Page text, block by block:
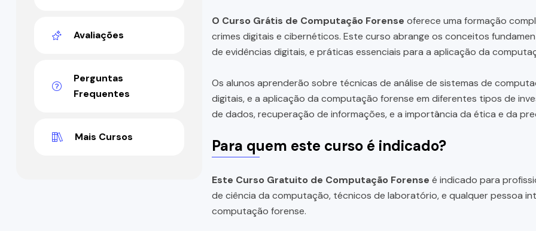
O Curso Grátis de Computação Forense oferece uma formação
crimes digitais e cibernéticos. Este curso abrange os conceitos
de evidências digitais, e práticas essenciais para a aplicação da
Os alunos aprenderão sobre técnicas de análise de sistemas de
digitais, e a aplicação da computação forense em diferentes tipos de
de dados, recuperação de informações, e a importância da ética e da
Para quem este curso é indicado?
Este Curso Gratuito de Computação Forense é indicado para
de ciência da computação, técnicos de laboratório, e qualquer pessoa
computação forense.
Avaliações
Perguntas
Frequentes
Mais Cursos